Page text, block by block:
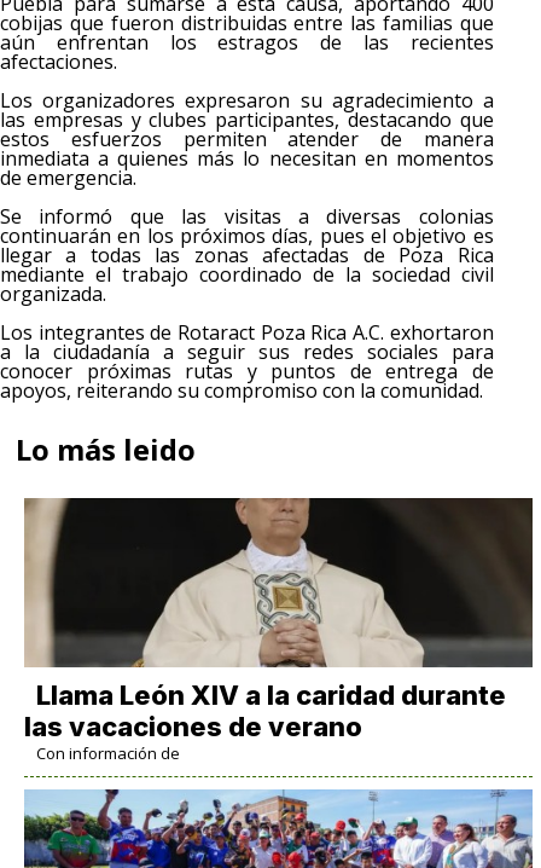
cobijas que fueron distribuidas entre las familias que
aún enfrentan los estragos de las recientes
afectaciones.
Los organizadores expresaron su agradecimiento a
las empresas y clubes participantes, destacando que
estos esfuerzos permiten atender de manera
inmediata a quienes más lo necesitan en momentos
de emergencia.
Se informó que las visitas a diversas colonias
continuarán en los próximos días, pues el objetivo es
llegar a todas las zonas afectadas de Poza Rica
mediante el trabajo coordinado de la sociedad civil
organizada.
Los integrantes de Rotaract Poza Rica A.C. exhortaron
a la ciudadanía a seguir sus redes sociales para
conocer próximas rutas y puntos de entrega de
apoyos, reiterando su compromiso con la comunidad.
Lo más leido
Llama León XIV a la caridad durante
las vacaciones de verano
Con información de